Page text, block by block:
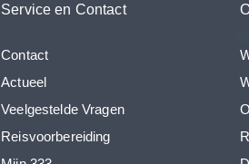
Service en Contact
Contact
Actueel
Veelgestelde Vragen
Reisvoorbereiding